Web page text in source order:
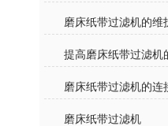
磨床纸带过滤机的维
提高磨床纸带过滤机
磨床纸带过滤机的连
磨床纸带过滤机